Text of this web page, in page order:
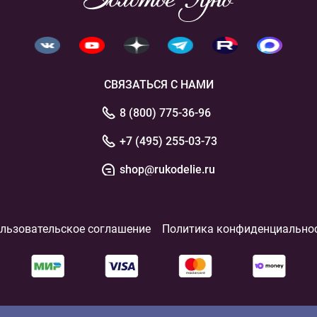
СВЯЗАТЬСЯ С НАМИ
8 (800) 775-36-96
+7 (495) 255-03-73
shop@rukodelie.ru
соглашение Политика